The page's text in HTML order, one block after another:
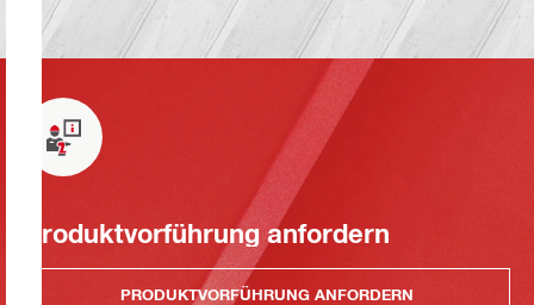
Produktvorführung anfordern
PRODUKTVORFÜHRUNG ANFORDERN